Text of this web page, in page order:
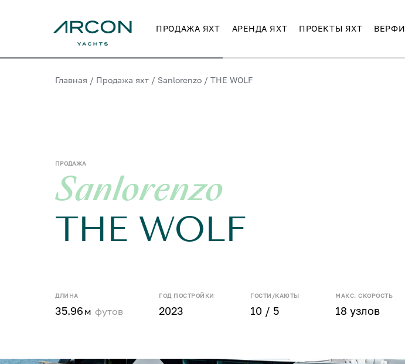
ПРОДАЖА ЯХТ АРЕНДА ЯХТ ПРОЕКТЫ ЯХТ ВЕРФИ
Главная / Продажа яхт / Sanlorenzo / THE WOLF
ПРОДАЖА
Sanlorenzo
THE WOLF
ДЛИНА
35.96 м футов
ГОД ПОСТРОЙКИ
2023
ГОСТИ/КАЮТЫ
10 / 5
МАКС. СКОРОСТЬ
18 узлов